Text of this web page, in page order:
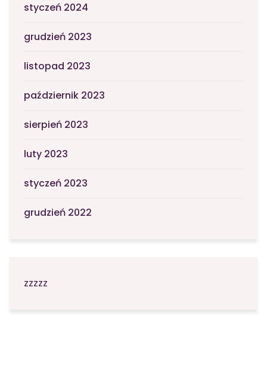
styczeń 2024
grudzień 2023
listopad 2023
październik 2023
sierpień 2023
luty 2023
styczeń 2023
grudzień 2022
zzzzz